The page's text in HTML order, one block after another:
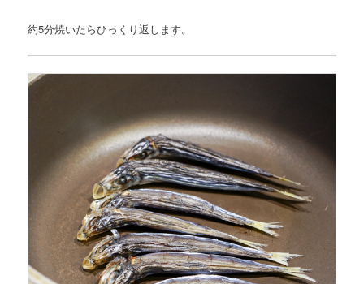
約5分焼いたらひっくり返します。